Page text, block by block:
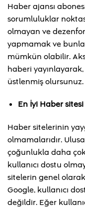
Haber ajansı
sorumluluklar
olmayan ve
yapmamak ve
mümkün olabilir.
haberi
üstlenmiş olursunuz.
En İyi Haber sitesi
Haber sitelerinin
olmamalarıdır.
çoğunlukla daha
kullanıcı dostu
sitelerin genel olarak
Google, kullanıcı
değildir. Eğer